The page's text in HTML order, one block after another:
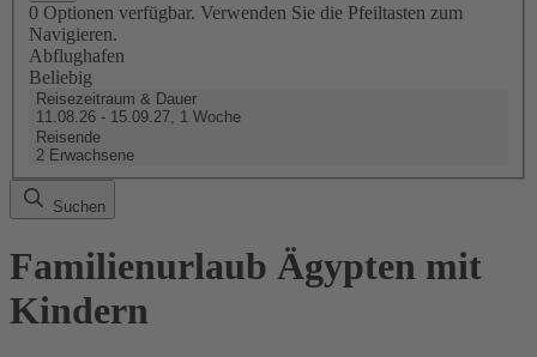
0 Optionen verfügbar. Verwenden Sie die Pfeiltasten zum
Navigieren.
Abflughafen
Beliebig
Reisezeitraum & Dauer
11.08.26 - 15.09.27, 1 Woche
Reisende
2 Erwachsene
Suchen
Familienurlaub Ägypten mit
Kindern